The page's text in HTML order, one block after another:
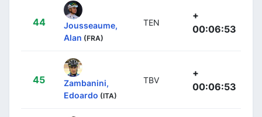
44
Jousseaume,
Alan (FRA)
TEN
+
00:06:53
45
Zambanini,
Edoardo (ITA)
TBV
+
00:06:53